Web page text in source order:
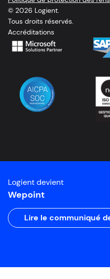
Logient devient
Wepoint
Lire le communiqué
© 2026 Logient.
Tous droits réservés.
Accréditations